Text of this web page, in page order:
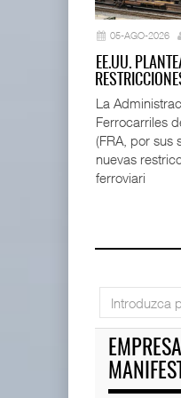
05-AGO-2026
EE.UU.
La
Ferrocarriles
(FRA, por sus
nuevas
ferroviari
Introduzca
parte
del
título